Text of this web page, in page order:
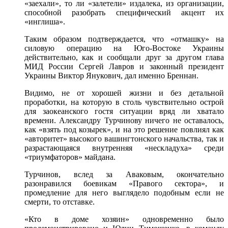
«заехали», то ли «залетели» издалека, из организации,
способной разобрать специфический акцент их
«инглиша».
Таким образом подтверждается, что «отмашку» на
силовую операцию на Юго-Востоке Украины
действительно, как и сообщали друг за другом глава
МИД России Сергей Лавров и законный президент
Украины Виктор Янукович, дал именно Бреннан.
Видимо, не от хорошей жизни и без детальной
проработки, на которую в столь чувствительно острой
для заокеанского гостя ситуации вряд ли хватало
времени. Александру Турчинову ничего не оставалось,
как «взять под козырек», и на это решение повлиял как
«авторитет» высокого вашингтонского начальства, так и
разрастающаяся внутренняя «нескладуха» среди
«триумфаторов» майдана.
Турчинов, вслед за Аваковым, окончательно
разонравился боевикам «Правого сектора», и
промедление для него выглядело подобным если не
смерти, то отставке.
«Кто в доме хозяин» одновременно было